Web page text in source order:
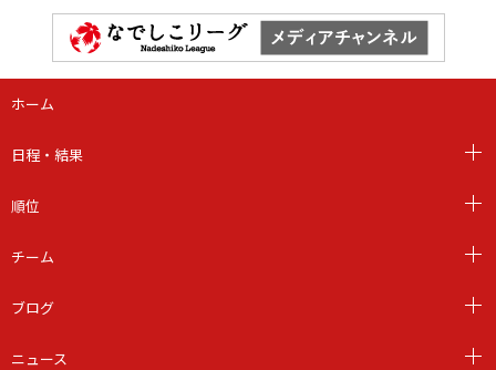
ホーム
日程・結果
順位
チーム
ブログ
ニュース